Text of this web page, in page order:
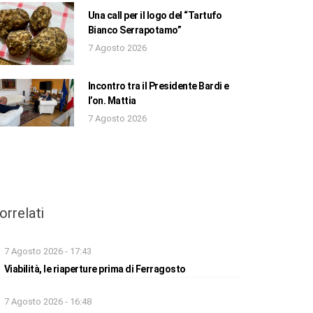
Una call per il logo del “Tartufo
Bianco Serrapotamo”
7 Agosto 2026
Incontro tra il Presidente Bardi e
l’on. Mattia
7 Agosto 2026
7 Agosto 2026 - 17:43
Viabilità, le riaperture prima di Ferragosto
7 Agosto 2026 - 16:48